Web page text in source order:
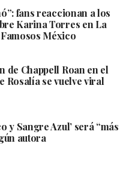
fans reaccionan a los
Karina Torres en La
México
de Chappell Roan en el
Rosalía se vuelve viral
y Sangre Azul’ será “más
autora